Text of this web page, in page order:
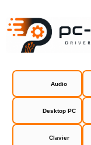
Audio
Desktop PC
Clavier